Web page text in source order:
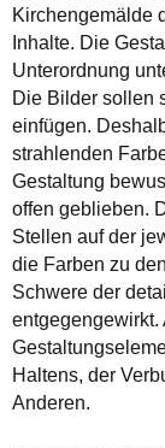
Kirchengemälde
Inhalte. Die
Unterordnung
Die Bilder sollen
einfügen.
strahlenden
Gestaltung
offen geblieben.
Stellen auf der
die Farben zu
Schwere der
Haltens, der
Anderen.